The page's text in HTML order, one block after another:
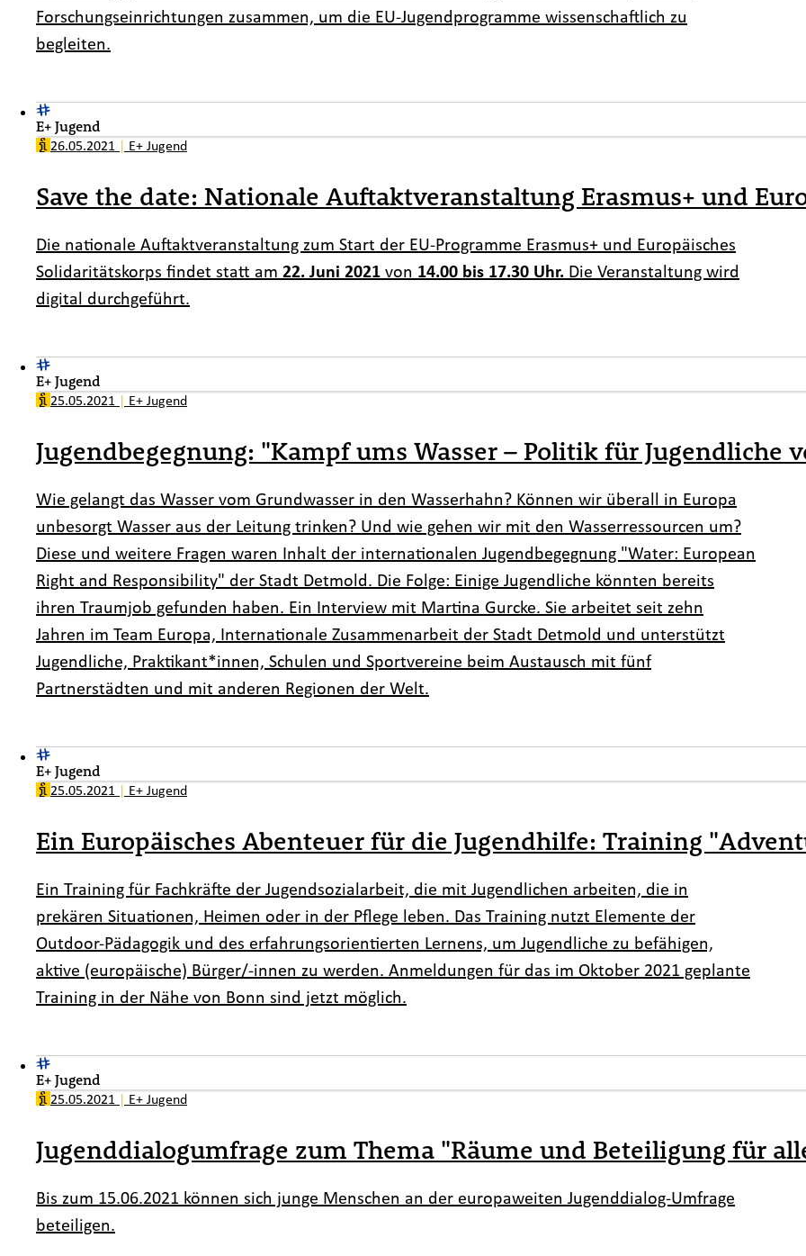
Forschungseinrichtungen zusammen, um die EU-Jugendprogramme wissenschaftlich zu
begleiten.
E+ Jugend
26.05.2021 | E+ Jugend
Save the date: Nationale Auftaktveranstaltung Erasmus+ und
Die nationale Auftaktveranstaltung zum Start der EU-Programme Erasmus+ und Europäisches
Solidaritätskorps findet statt am 22. Juni 2021von 14.00 bis 17.30 Uhr. Die Veranstaltung wird
digital durchgeführt.
E+ Jugend
25.05.2021 | E+ Jugend
Jugendbegegnung: "Kampf ums Wasser – Politik für Jugendliche
Wie gelangt das Wasser vom Grundwasser in den Wasserhahn? Können wir überall in Europa
unbesorgt Wasser aus der Leitung trinken? Und wie gehen wir mit den Wasserressourcen um?
Diese und weitere Fragen waren Inhalt der internationalen Jugendbegegnung "Water: European
Right and Responsibility" der Stadt Detmold. Die Folge: Einige Jugendliche könnten bereits
ihren Traumjob gefunden haben. Ein Interview mit Martina Gurcke. Sie arbeitet seit zehn
Jahren im Team Europa, Internationale Zusammenarbeit der Stadt Detmold und unterstützt
Jugendliche, Praktikant*innen, Schulen und Sportvereine beim Austausch mit fünf
Partnerstädten und mit anderen Regionen der Welt.
E+ Jugend
25.05.2021 | E+ Jugend
Ein Europäisches Abenteuer für die Jugendhilfe: Training
Ein Training für Fachkräfte der Jugendsozialarbeit, die mit Jugendlichen arbeiten, die in
prekären Situationen, Heimen oder in der Pflege leben. Das Training nutzt Elemente der
Outdoor-Pädagogik und des erfahrungsorientierten Lernens, um Jugendliche zu befähigen,
aktive (europäische) Bürger/-innen zu werden. Anmeldungen für das im Oktober 2021 geplante
Training in der Nähe von Bonn sind jetzt möglich.
E+ Jugend
25.05.2021 | E+ Jugend
Jugenddialogumfrage zum Thema "Räume und Beteiligung für
Bis zum 15.06.2021 können sich junge Menschen an der europaweiten Jugenddialog-Umfrage
beteiligen.